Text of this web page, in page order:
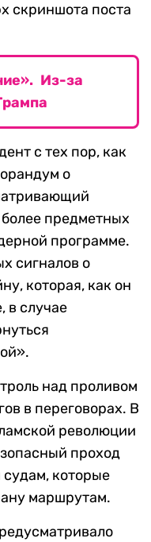
скриншота поста
Из-за
с тех пор, как
о
предметных
программе.
сигналов о
которая, как он
в случае
над проливом
в переговорах. В
революции
проход
судам, которые
маршрутам.